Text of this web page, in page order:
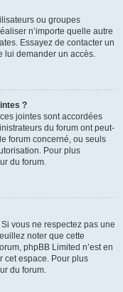
ou groupes
n’importe quelle autre
Essayez de contacter un
lui demander un accès.
?
jointes sont accordées
du forum ont peut-
forum concerné, ou seuls
Pour plus
du forum.
vous ne respectez pas une
noter que cette
phpBB Limited n’est en
cet espace. Pour plus
du forum.